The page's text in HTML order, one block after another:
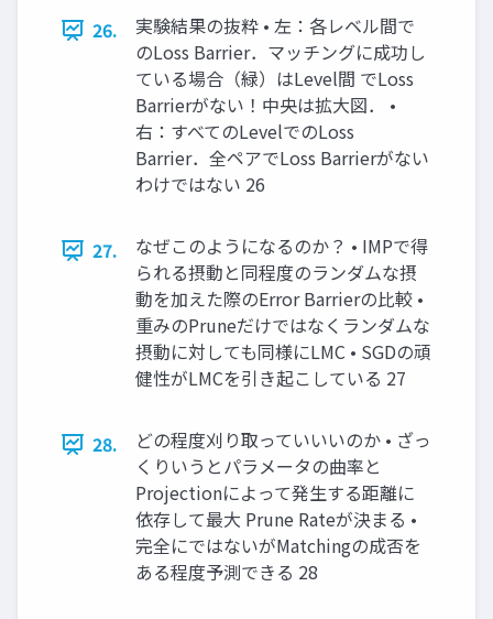
26.
実験結果の抜粋 • 左：各レベル間で
のLoss Barrier．マッチングに成功し
ている場合（緑）はLevel間 でLoss
Barrierがない！中央は拡大図． •
右：すべてのLevelでのLoss
Barrier．全ペアでLoss Barrierがない
わけではない 26
27.
なぜこのようになるのか？ • IMPで得
られる摂動と同程度のランダムな摂
動を加えた際のError Barrierの比較 •
重みのPruneだけではなくランダムな
摂動に対しても同様にLMC • SGDの頑
健性がLMCを引き起こしている 27
28.
どの程度刈り取っていいいのか • ざっ
くりいうとパラメータの曲率と
Projectionによって発生する距離に
依存して最大 Prune Rateが決まる •
完全にではないがMatchingの成否を
ある程度予測できる 28